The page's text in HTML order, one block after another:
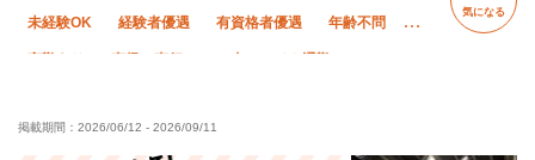
未経験OK 経験者優遇 有資格者優遇 年齢不問
子供手当あり 寮・社宅あり
気になる
掲載期間： 2026/06/12 - 2026/09/11